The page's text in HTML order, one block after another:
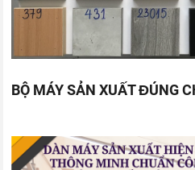
BỘ MÁY SẢN XUẤT ĐÚNG